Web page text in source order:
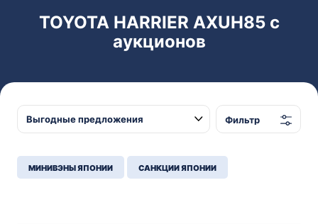
TOYOTA HARRIER AXUH85 с
аукционов
Фильтр
МИНИВЭНЫ ЯПОНИИ САНКЦИИ ЯПОНИИ